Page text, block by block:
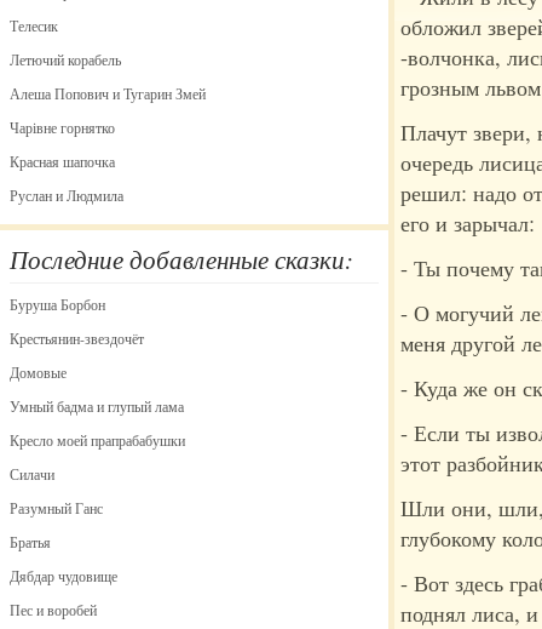
Телесик
Летючий корабель
Алеша Попович и Тугарин Змей
Чарівне горнятко
Красная шапочка
Руслан и Людмила
Последние добавленные сказки:
Буруша Борбон
Крестьянин-звездочёт
Домовые
Умный бадма и глупый лама
Кресло моей прапрабабушки
Силачи
Разумный Ганс
Братья
Дябдар чудовище
Пес и воробей
обложил
-волчонка,
грозным
Плачут звери,
очередь
решил: надо
его и зарычал:
- Ты почему
- О могучий
меня другой
- Куда же он
- Если ты
этот
Шли они, шли,
глубокому
- Вот здесь
поднял лиса,